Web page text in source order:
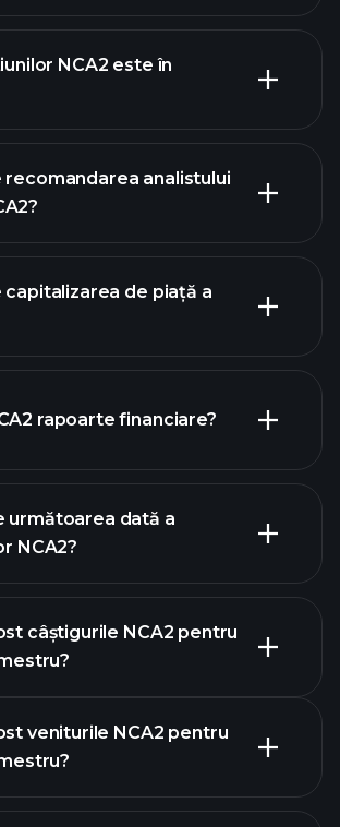
NCA2 este în
recomandarea analistului
capitalizarea de piață a
de acțiuni
rapoarte financiare?
finanțele NCA2
următoarea dată a
NCA2?
câștigurile NCA2 pentru
veniturile NCA2 pentru